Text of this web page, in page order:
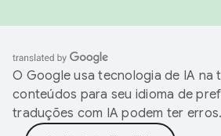
O Google usa tecnologia de IA na
conteúdos para seu idioma de
traduções com IA podem ter erros.